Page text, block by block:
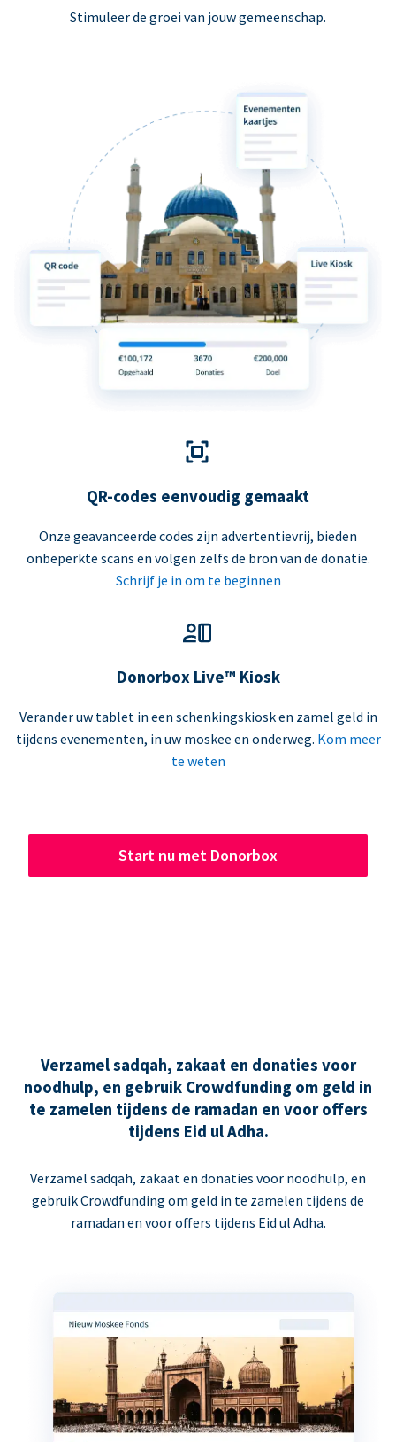
Stimuleer de groei van jouw gemeenschap.
QR-codes eenvoudig gemaakt
Onze geavanceerde codes zijn advertentievrij, bieden
onbeperkte scans en volgen zelfs de bron van de donatie.
Schrijf je in om te beginnen
Donorbox Live™ Kiosk
Verander uw tablet in een schenkingskiosk en zamel geld in
tijdens evenementen, in uw moskee en onderweg. Kom meer
te weten
Start nu met Donorbox
Verzamel sadqah, zakaat en donaties voor
noodhulp, en gebruik Crowdfunding om geld in
te zamelen tijdens de ramadan en voor offers
tijdens Eid ul Adha.
Verzamel sadqah, zakaat en donaties voor noodhulp, en
gebruik Crowdfunding om geld in te zamelen tijdens de
ramadan en voor offers tijdens Eid ul Adha.